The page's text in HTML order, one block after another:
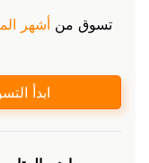
تسوق من أشهر
ابدأ